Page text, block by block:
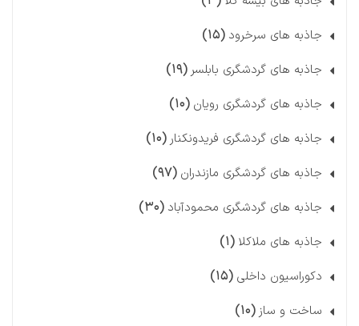
جاذبه های سرخرود (۱۵)
جاذبه های گردشگری بابلسر (۱۹)
جاذبه های گردشگری رویان (۱۰)
جاذبه های گردشگری فریدونکنار (۱۰)
جاذبه های گردشگری مازندران (۹۷)
جاذبه های گردشگری محمودآباد (۳۰)
جاذبه های ملاکلا (۱)
دکوراسیون داخلی (۱۵)
ساخت و ساز (۱۰)